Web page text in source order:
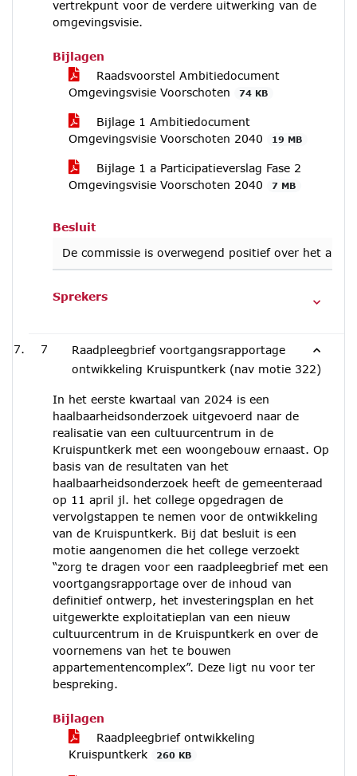
vertrekpunt voor de verdere uitwerking van de
omgevingsvisie.
Bijlagen
Raadsvoorstel Ambitiedocument
Omgevingsvisie Voorschoten
74 KB
Bijlage 1 Ambitiedocument
Omgevingsvisie Voorschoten 2040
19 MB
Bijlage 1 a Participatieverslag Fase 2
Omgevingsvisie Voorschoten 2040
7 MB
Besluit
De commissie is overwegend positief over het
Sprekers
7
Raadpleegbrief voortgangsrapportage
ontwikkeling Kruispuntkerk (nav motie 322)
In het eerste kwartaal van 2024 is een
haalbaarheidsonderzoek uitgevoerd naar de
realisatie van een cultuurcentrum in de
Kruispuntkerk met een woongebouw ernaast. Op
basis van de resultaten van het
haalbaarheidsonderzoek heeft de gemeenteraad
op 11 april jl. het college opgedragen de
vervolgstappen te nemen voor de ontwikkeling
van de Kruispuntkerk. Bij dat besluit is een
motie aangenomen die het college verzoekt
“zorg te dragen voor een raadpleegbrief met een
voortgangsrapportage over de inhoud van
definitief ontwerp, het investeringsplan en het
uitgewerkte exploitatieplan van een nieuw
cultuurcentrum in de Kruispuntkerk en over de
voornemens van het te bouwen
appartementencomplex”. Deze ligt nu voor ter
bespreking.
Bijlagen
Raadpleegbrief ontwikkeling
Kruispuntkerk
260 KB